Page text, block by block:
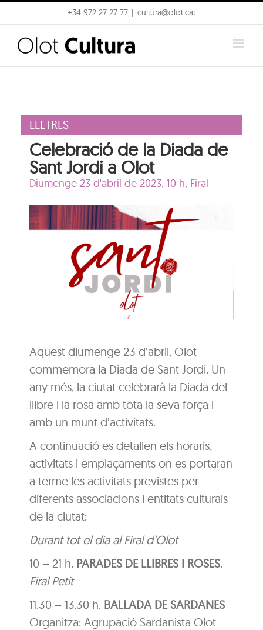
to
content
+34 972 27 27 77 cultura@olot.cat
LLETRES
Celebració de la Diada de
Sant Jordi a Olot
Diumenge 23 d'abril de 2023, 10 h, Firal
Aquest diumenge 23 d’abril, Olot
commemora la Diada de Sant Jordi. Un
any més, la ciutat celebrarà la Diada del
llibre i la rosa amb tota la seva força i
amb un munt d’activitats.
A continuació es detallen els horaris,
activitats i emplaçaments on es portaran
a terme les activitats previstes per
diferents associacions i entitats culturals
de la ciutat:
Durant tot el dia al Firal d’Olot
10 – 21 h. PARADES DE LLIBRES I ROSES.
Firal Petit
11.30 – 13.30 h. BALLADA DE SARDANES
Organitza: Agrupació Sardanista Olot